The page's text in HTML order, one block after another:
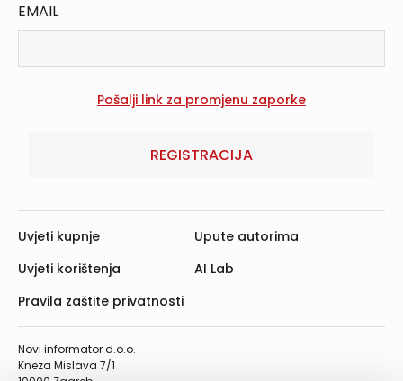
EMAIL
REGISTRACIJA
Novi informator d.o.o.
Kneza Mislava 7/1
Uvjeti kupnje
Uvjeti korištenja
Pravila zaštite privatnosti
Upute autorima
AI Lab